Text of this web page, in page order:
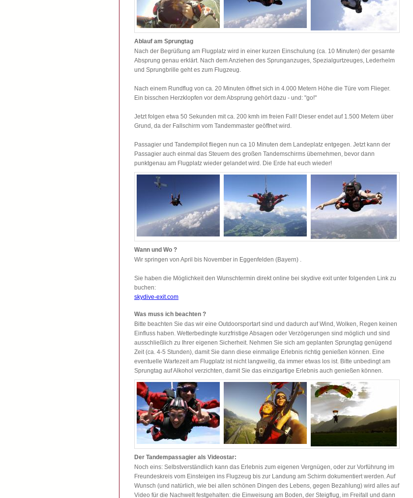
Ablauf am Sprungtag
Nach der Begrüßung am Flugplatz wird in einer kurzen Einschulung (ca. 10 Minuten) der gesamte
Absprung genau erklärt. Nach dem Anziehen des Sprunganzuges, Spezialgurtzeuges, Lederhelm
und Sprungbrille geht es zum Flugzeug.
Nach einem Rundflug von ca. 20 Minuten öffnet sich in 4.000 Metern Höhe die Türe vom Flieger.
Ein bisschen Herzklopfen vor dem Absprung gehört dazu - und: "go!"
Jetzt folgen etwa 50 Sekunden mit ca. 200 kmh im freien Fall! Dieser endet auf 1.500 Metern über
Grund, da der Fallschirm vom Tandemmaster geöffnet wird.
Passagier und Tandempilot fliegen nun ca 10 Minuten dem Landeplatz entgegen. Jetzt kann der
Passagier auch einmal das Steuern des großen Tandemschirms übernehmen, bevor dann
punktgenau am Flugplatz wieder gelandet wird. Die Erde hat euch wieder!
Wann und Wo ?
Wir springen von April bis November in Eggenfelden (Bayern) .
Sie haben die Möglichkeit den Wunschtermin direkt online bei skydive exit unter folgenden Link zu
buchen:
skydive-exit.com
Was muss ich beachten ?
Bitte beachten Sie das wir eine Outdoorsportart sind und dadurch auf Wind, Wolken, Regen keinen
Einfluss haben. Wetterbedingte kurzfristige Absagen oder Verzögerungen sind möglich und sind
ausschließlich zu Ihrer eigenen Sicherheit. Nehmen Sie sich am geplanten Sprungtag genügend
Zeit (ca. 4-5 Stunden), damit Sie dann diese einmalige Erlebnis richtig genießen können. Eine
eventuelle Wartezeit am Flugplatz ist nicht langweilig, da immer etwas los ist. Bitte unbedingt am
Sprungtag auf Alkohol verzichten, damit Sie das einzigartige Erlebnis auch genießen können.
Der Tandempassagier als Videostar:
Noch eins: Selbstverständlich kann das Erlebnis zum eigenen Vergnügen, oder zur Vorführung im
Freundeskreis vom Einsteigen ins Flugzeug bis zur Landung am Schirm dokumentiert werden. Auf
Wunsch (und natürlich, wie bei allen schönen Dingen des Lebens, gegen Bezahlung) wird alles auf
Video für die Nachwelt festgehalten: die Einweisung am Boden, der Steigflug, im Freifall und dann